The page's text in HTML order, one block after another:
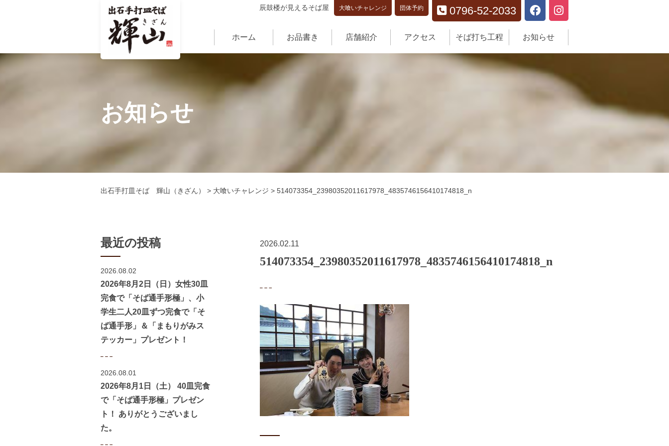
辰鼓楼が見えるそば屋 大喰いチャレンジ 団体予約 0796-52-2033
ホーム お品書き 店舗紹介 アクセス そば打ち工程 お知らせ
お知らせ
出石手打皿そば 輝山（きざん） > 大喰いチャレンジ > 514073354_23980352011617978_4835746156410174818_n
2026.02.11
514073354_23980352011617978_4835746156410174818_n
最近の投稿
2026.08.02
2026年8月2日（日）女性30皿
完食で「そば通手形極」、小
学生二人20皿ずつ完食で「そ
ば通手形」＆「まもりがみス
テッカー」プレゼント！
2026.08.01
2026年8月1日（土） 40皿完食
で「そば通手形極」プレゼン
ト！ ありがとうございまし
た。